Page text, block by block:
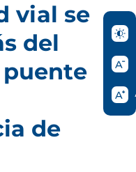
vial se
del
de